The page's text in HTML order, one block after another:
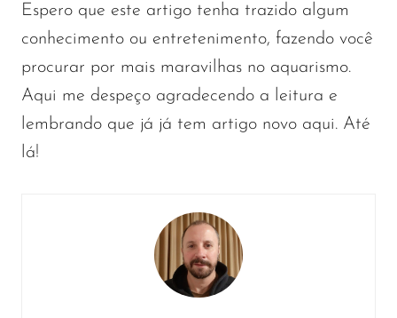
Espero que este artigo tenha trazido algum
conhecimento ou entretenimento, fazendo você
procurar por mais maravilhas no aquarismo.
Aqui me despeço agradecendo a leitura e
lembrando que já já tem artigo novo aqui. Até
lá!